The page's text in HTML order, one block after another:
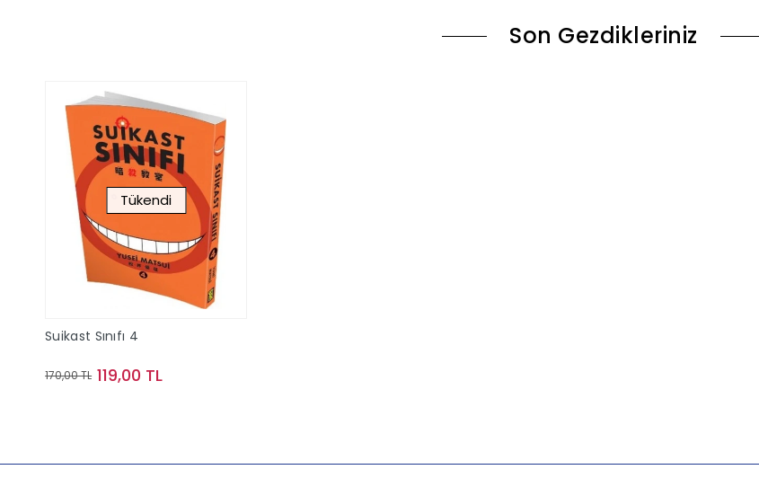
Son Gezdikleriniz
Tükendi
Suikast Sınıfı 4
170,00 TL 119,00 TL